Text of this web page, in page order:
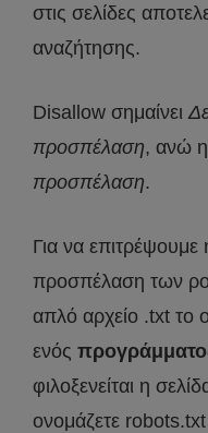
στις σελίδες
αναζήτησης.
Disallow σημαίνει
προσπέλαση, ανώ
προσπέλαση.
Για να
προσπέλαση των
απλό αρχείο .txt το
ενός
φιλοξενείται η
ονομάζετε robots.txt